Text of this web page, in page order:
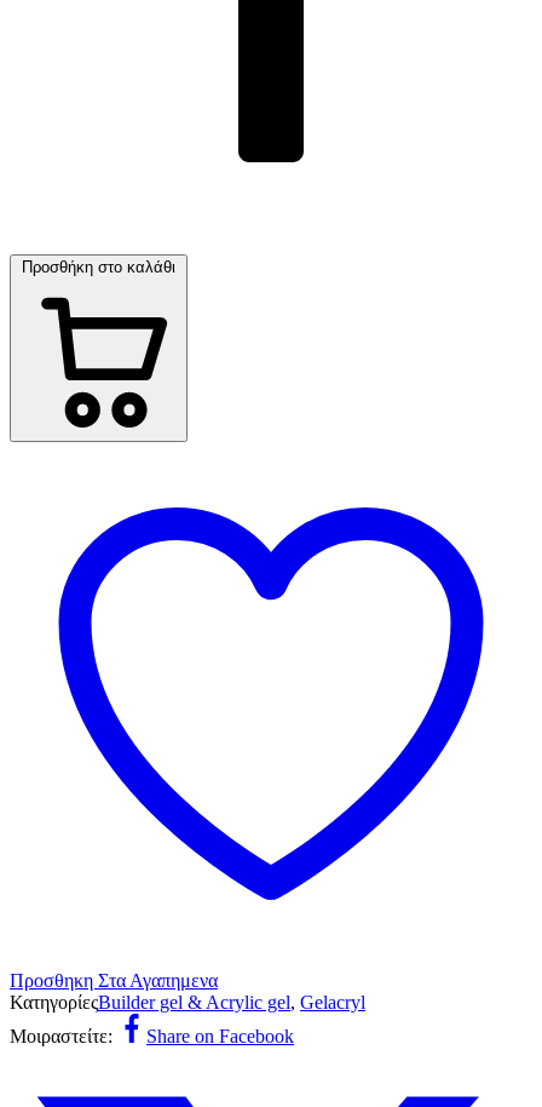
Προσθήκη στο καλάθι
Προσθηκη Στα Αγαπημενα
ΚατηγορίεςBuilder gel & Acrylic gel, Gelacryl
Μοιραστείτε:
Share on Facebook